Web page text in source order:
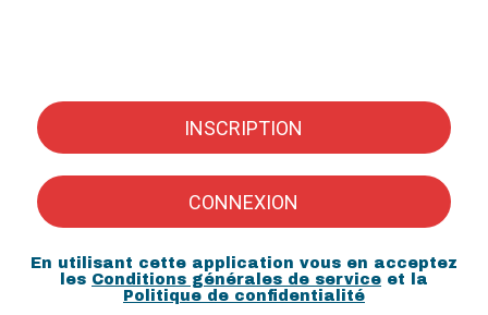
INSCRIPTION
CONNEXION
En utilisant cette application vous en acceptez
les Conditions générales de service et la
Politique de confidentialité